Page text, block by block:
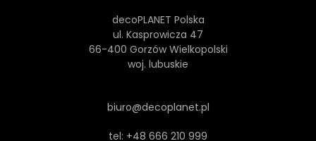
decoPLANET Polska
ul. Kasprowicza 47
66-400 Gorzów Wielkopolski
woj. lubuskie
biuro@decoplanet.pl
tel: +48 666 210 999